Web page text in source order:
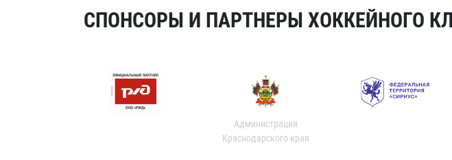
СПОНСОРЫ И ПАРТНЕРЫ ХОККЕЙНОГО
Администрация
Краснодарского края